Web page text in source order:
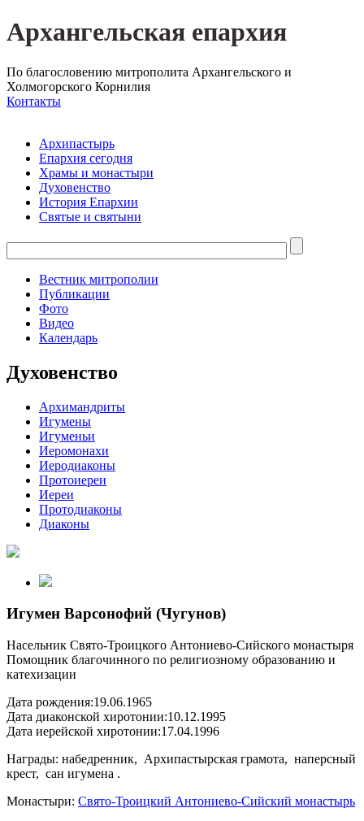
Архангельская епархия
По благословению митрополита Архангельского и
Холмогорского Корнилия
Контакты
Архипастырь
Епархия сегодня
Храмы и монастыри
Духовенство
История Епархии
Святые и святыни
Вестник митрополии
Публикации
Фото
Видео
Календарь
Духовенство
Архимандриты
Игумены
Игуменьи
Иеромонахи
Иеродиаконы
Протоиереи
Иереи
Протодиаконы
Диаконы
Игумен Варсонофий (Чугунов)
Насельник Свято-Троицкого Антониево-Сийского монастыря
Помощник благочинного по религиозному образованию и
катехизации
Дата рождения:19.06.1965
Дата диаконской хиротонии:10.12.1995
Дата иерейской хиротонии:17.04.1996
Награды: набедренник, Архипастырская грамота, наперсный
крест, сан игумена .
Монастыри: Свято-Троицкий Антониево-Сийский монастырь